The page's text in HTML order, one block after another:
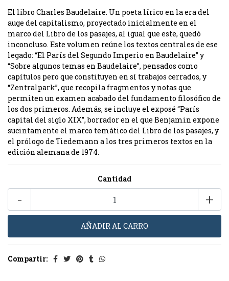
El libro Charles Baudelaire. Un poeta lírico en la era del
auge del capitalismo, proyectado inicialmente en el
marco del Libro de los pasajes, al igual que este, quedó
inconcluso. Este volumen reúne los textos centrales de ese
legado: “El París del Segundo Imperio en Baudelaire” y
“Sobre algunos temas en Baudelaire”, pensados como
capítulos pero que constituyen en sí trabajos cerrados, y
“Zentralpark”, que recopila fragmentos y notas que
permiten un examen acabado del fundamento filosófico de
los dos primeros. Además, se incluye el exposé “París
capital del siglo XIX”, borrador en el que Benjamin expone
sucintamente el marco temático del Libro de los pasajes, y
el prólogo de Tiedemann a los tres primeros textos en la
edición alemana de 1974.
Cantidad
+
-
Compartir: